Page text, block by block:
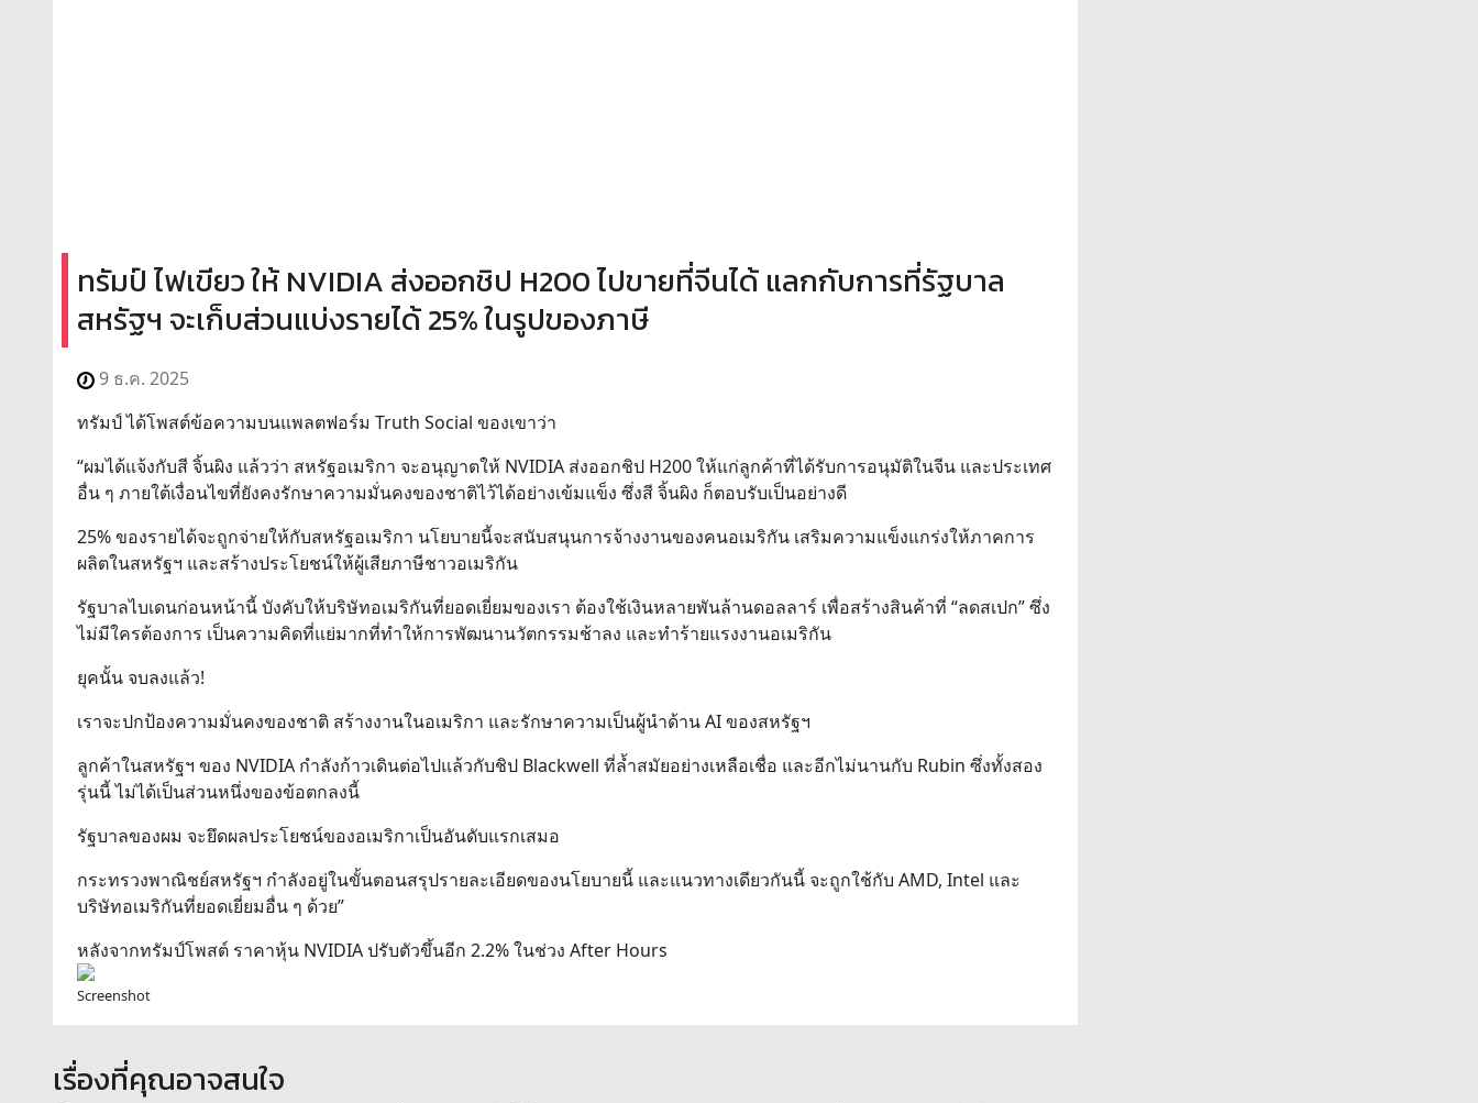
ทรัมป์ ไฟเขียว ให้ NVIDIA ส่งออกชิป H200 ไปขายที่จีนได้ แลกกับการที่รัฐบาล
สหรัฐฯ จะเก็บส่วนแบ่งรายได้ 25% ในรูปของภาษี
9 ธ.ค. 2025
ทรัมป์ ได้โพสต์ข้อความบนแพลตฟอร์ม Truth Social ของเขาว่า
“ผมได้แจ้งกับสี จิ้นผิง แล้วว่า สหรัฐอเมริกา จะอนุญาตให้ NVIDIA ส่งออกชิป H200 ให้แก่ลูกค้าที่ได้รับการอนุมัติในจีน และประเทศ
อื่น ๆ ภายใต้เงื่อนไขที่ยังคงรักษาความมั่นคงของชาติไว้ได้อย่างเข้มแข็ง ซึ่งสี จิ้นผิง ก็ตอบรับเป็นอย่างดี
25% ของรายได้จะถูกจ่ายให้กับสหรัฐอเมริกา นโยบายนี้จะสนับสนุนการจ้างงานของคนอเมริกัน เสริมความแข็งแกร่งให้ภาคการ
ผลิตในสหรัฐฯ และสร้างประโยชน์ให้ผู้เสียภาษีชาวอเมริกัน
รัฐบาลไบเดนก่อนหน้านี้ บังคับให้บริษัทอเมริกันที่ยอดเยี่ยมของเรา ต้องใช้เงินหลายพันล้านดอลลาร์ เพื่อสร้างสินค้าที่ “ลดสเปก” ซึ่ง
ไม่มีใครต้องการ เป็นความคิดที่แย่มากที่ทำให้การพัฒนานวัตกรรมช้าลง และทำร้ายแรงงานอเมริกัน
ยุคนั้น จบลงแล้ว!
เราจะปกป้องความมั่นคงของชาติ สร้างงานในอเมริกา และรักษาความเป็นผู้นำด้าน AI ของสหรัฐฯ
ลูกค้าในสหรัฐฯ ของ NVIDIA กำลังก้าวเดินต่อไปแล้วกับชิป Blackwell ที่ล้ำสมัยอย่างเหลือเชื่อ และอีกไม่นานกับ Rubin ซึ่งทั้งสอง
รุ่นนี้ ไม่ได้เป็นส่วนหนึ่งของข้อตกลงนี้
รัฐบาลของผม จะยึดผลประโยชน์ของอเมริกาเป็นอันดับแรกเสมอ
กระทรวงพาณิชย์สหรัฐฯ กำลังอยู่ในขั้นตอนสรุปรายละเอียดของนโยบายนี้ และแนวทางเดียวกันนี้ จะถูกใช้กับ AMD, Intel และ
บริษัทอเมริกันที่ยอดเยี่ยมอื่น ๆ ด้วย”
หลังจากทรัมป์โพสต์ ราคาหุ้น NVIDIA ปรับตัวขึ้นอีก 2.2% ในช่วง After Hours
Screenshot
เรื่องที่คุณอาจสนใจ